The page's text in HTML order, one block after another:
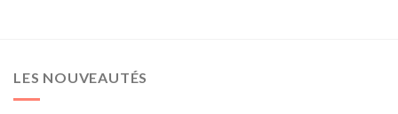
LES NOUVEAUTÉS